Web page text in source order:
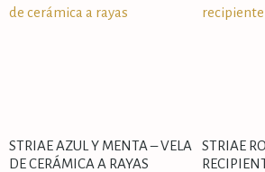
STRIAE AZUL Y MENTA – VELA
DE CERÁMICA A RAYAS
STRIAE